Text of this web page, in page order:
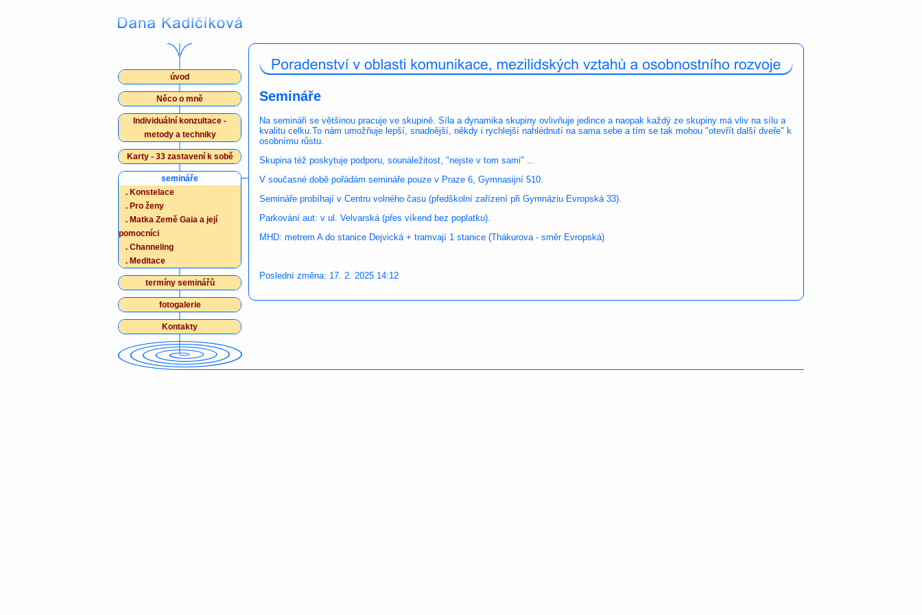
Semináře
Na semináři se většinou pracuje ve skupině. Síla a dynamika skupiny ovlivňuje jedince a naopak každý ze skupiny má vliv na sílu a
kvalitu celku.To nám umožňuje lepší, snadnější, někdy i rychlejší nahlédnutí na sama sebe a tím se tak mohou "otevřít další dveře" k
osobnímu růstu.
Skupina též poskytuje podporu, sounáležitost, "nejste v tom sami" ...
V současné době pořádám semináře pouze v Praze 6, Gymnasijní 510.
Semináře probíhají v Centru volného času (předškolní zařízení při Gymnáziu Evropská 33).
Parkování aut: v ul. Velvarská (přes víkend bez poplatku).
MHD: metrem A do stanice Dejvická + tramvají 1 stanice (Thákurova - směr Evropská)
Poslední změna: 17. 2. 2025 14:12
úvod
Něco o mně
Individuální konzultace -
metody a techniky
Karty - 33 zastavení k sobě
semináře
. Konstelace
. Pro ženy
. Matka Země Gaia a její
pomocníci
. Channeling
. Meditace
termíny seminářů
fotogalerie
Kontakty